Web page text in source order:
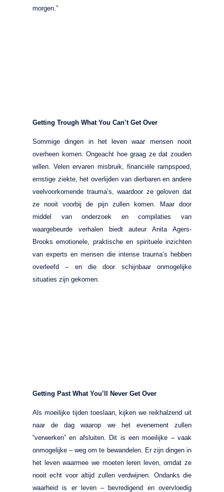
morgen.”
Getting Trough What You Can’t Get Over
Sommige dingen in het leven waar mensen nooit
overheen komen. Ongeacht hoe graag ze dat zouden
willen. Velen ervaren misbruik, financiële rampspoed,
ernstige ziekte, het overlijden van dierbaren en andere
veelvoorkomende trauma’s, waardoor ze geloven dat
ze nooit voorbij de pijn zullen komen. Maar door
middel van onderzoek en compilaties van
waargebeurde verhalen biedt auteur Anita Agers-
Brooks emotionele, praktische en spirituele inzichten
van experts en mensen die intense trauma’s hebben
overleefd – en die door schijnbaar onmogelijke
situaties zijn gekomen.
Getting Past What You’ll Never Get Over
Als moeilijke tijden toeslaan, kijken we reikhalzend uit
naar de dag waarop we het evenement zullen
“verwerken” en afsluiten. Dit is een moeilijke – vaak
onmogelijke – weg om te bewandelen. Er zijn dingen in
het leven waarmee we moeten leren leven, omdat ze
nooit echt voor altijd zullen verdwijnen. Ondanks die
waarheid is er leven – bevredigend en overvloedig